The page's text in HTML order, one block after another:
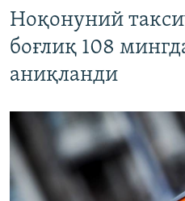
Ноқонуний
боғлиқ 108
аниқланди